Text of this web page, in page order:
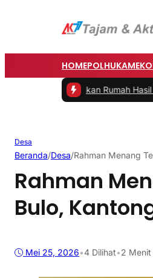
HOMEPOLHUKAM
Rumah Hasil Bedah Rumah
Desa
Beranda/Desa/Rahman Menang
Rahman
Bulo,
Mei 25, 2026•4 Dilihat•2 Menit